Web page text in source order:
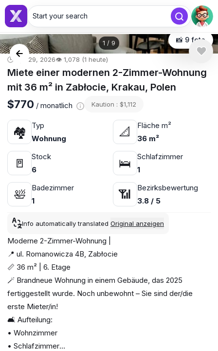
Start your search
1 / 9 📸 9 foto
🕒 Apr 29, 2026👁️ 1,078 (1 heute)
Miete einer modernen 2-Zimmer-Wohnung
mit 36 m² in Zabłocie, Krakau, Polen
$770 / monatlich Kaution : $1,112
🏘
Typ
Wohnung
📐
Fläche m²
36 m²
🚪
Stock
6
🛌
Schlafzimmer
1
🛀
Badezimmer
1
📶
Bezirksbewertung
3.8 / 5
Info automatically translated Original anzeigen
Moderne 2-Zimmer-Wohnung |
📍 ul. Romanowicza 4B, Zabłocie
📏 36 m² | 6. Etage
🪄 Brandneue Wohnung in einem Gebäude, das 2025
fertiggestellt wurde. Noch unbewohnt – Sie sind der/die
erste Mieter/in!
🛋️ Aufteilung:
• Wohnzimmer
• Schlafzimmer